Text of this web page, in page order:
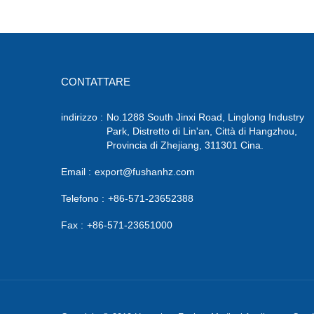
CONTATTARE
indirizzo : No.1288 South Jinxi Road, Linglong Industry
Park, Distretto di Lin'an, Città di Hangzhou,
Provincia di Zhejiang, 311301 Cina.
Email : export@fushanhz.com
Telefono : +86-571-23652388
Fax : +86-571-23651000